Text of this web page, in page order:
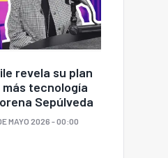
revela su plan
tecnología
Sepúlveda
MAYO 2026 - 00:00